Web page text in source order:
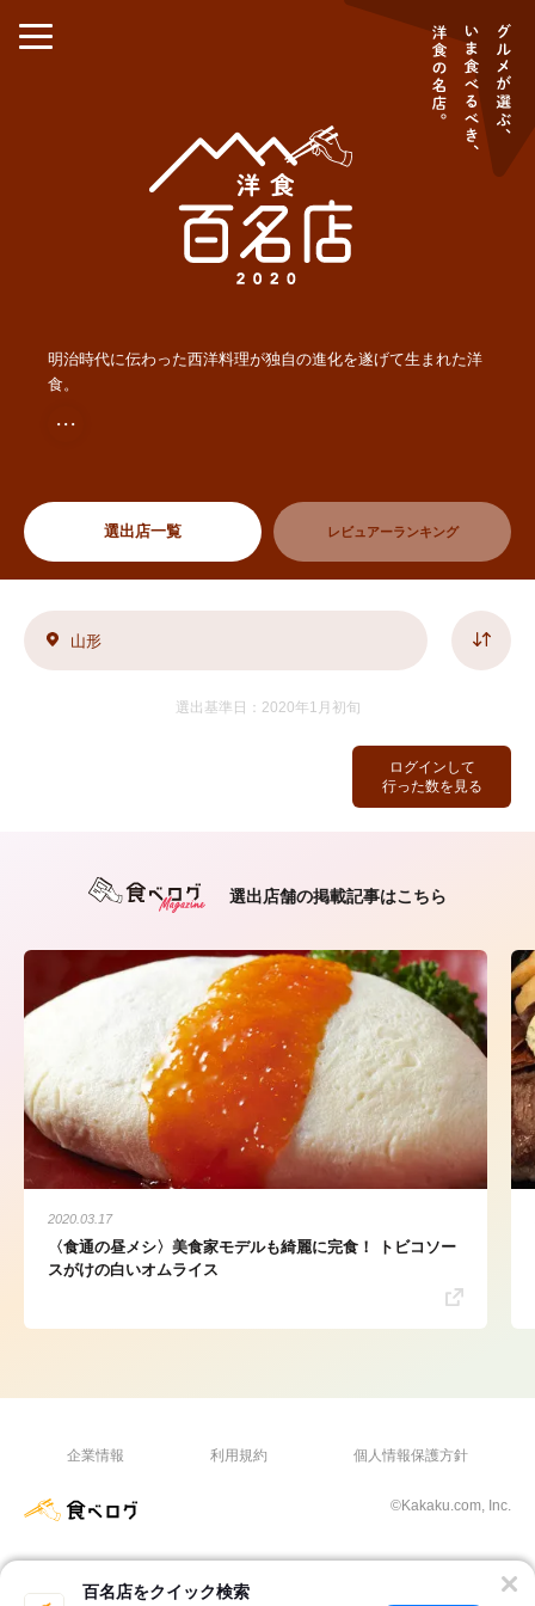
明治時代に伝わった西洋料理が独自の進化を遂げて生まれた洋
食。
・・・
選出店一覧 レビュアーランキング
百名店をクイック検索
ログインして
行った数を見る
山形
選出基準日：2020年1月初旬
選出店舗の掲載記事はこちら
2020.03.17
〈食通の昼メシ〉美食家モデルも綺麗に完食！ トビコソー
スがけの白いオムライス
企業情報 利用規約 個人情報保護方針
©Kakaku.com, Inc.